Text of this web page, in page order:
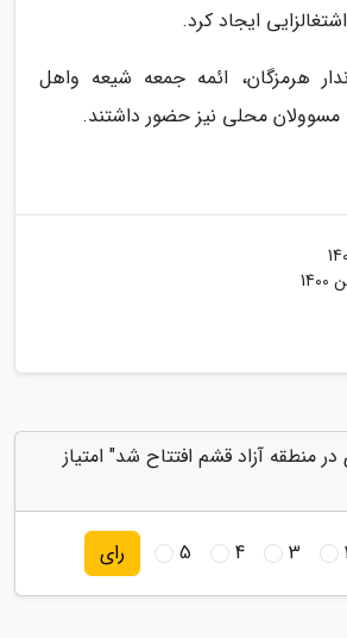
هرمزگان، ائمه جمعه شیعه واهل
محلی نیز حضور داشتند.
در منطقه آزاد قشم افتتاح شد" امتیاز
3
4
5 رای